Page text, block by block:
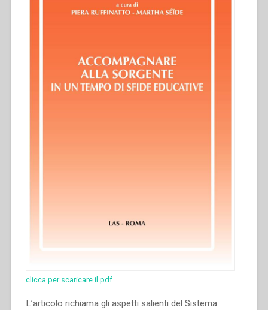
clicca per scaricare il pdf
L’articolo richiama gli aspetti salienti del Sistema